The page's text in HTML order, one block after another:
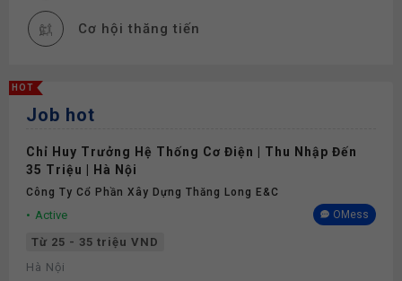
Cơ hội thăng tiến
Phụ cấp
Bảo hiểm
HOT
Job hot
Chỉ Huy Trưởng Hệ Thống Cơ Điện | Thu Nhập Đến
35 Triệu | Hà Nội
Công Ty Cổ Phần Xây Dựng Thăng Long E&C
Active OMess
Từ 25 - 35 triệu VND
Hà Nội